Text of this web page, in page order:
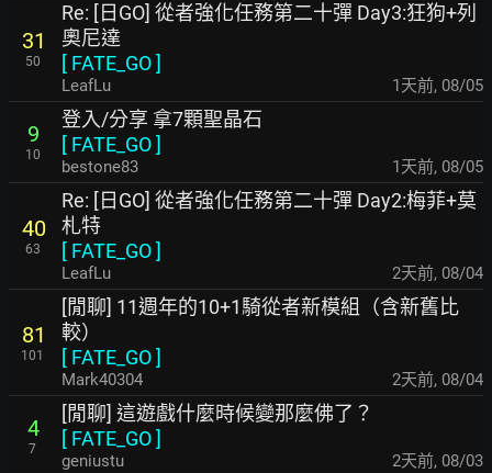
31
50
Re: [日GO] 從者強化任務第二十彈 Day3:狂狗+列
奧尼達
[ FATE_GO]
LeafLu 1天前, 08/05
9
10
登入/分享 拿7顆聖晶石
[ FATE_GO]
bestone83 1天前, 08/05
40
63
Re: [日GO] 從者強化任務第二十彈 Day2:梅菲+莫
札特
[ FATE_GO]
LeafLu 2天前, 08/04
81
101
[閒聊] 11週年的10+1騎從者新模組（含新舊比
較）
[ FATE_GO]
Mark40304 2天前, 08/04
4
7
[閒聊] 這遊戲什麼時候變那麼佛了？
[ FATE_GO]
geniustu 2天前, 08/03